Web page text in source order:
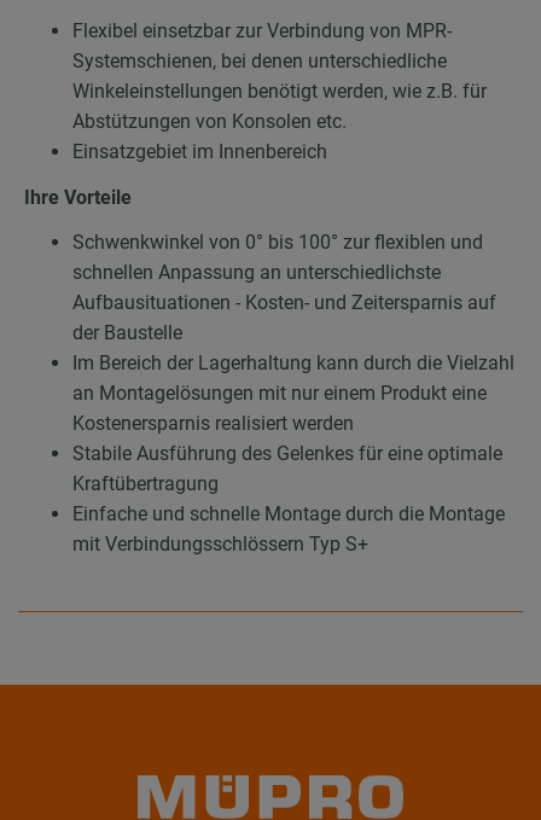
Flexibel einsetzbar zur Verbindung von MPR-
Systemschienen, bei denen unterschiedliche
Winkeleinstellungen benötigt werden, wie z.B. für
Abstützungen von Konsolen etc.
Einsatzgebiet im Innenbereich
Ihre Vorteile
Schwenkwinkel von 0° bis 100° zur flexiblen und
schnellen Anpassung an unterschiedlichste
Aufbausituationen - Kosten- und Zeitersparnis auf
der Baustelle
Im Bereich der Lagerhaltung kann durch die Vielzahl
an Montagelösungen mit nur einem Produkt eine
Kostenersparnis realisiert werden
Stabile Ausführung des Gelenkes für eine optimale
Kraftübertragung
Einfache und schnelle Montage durch die Montage
mit Verbindungsschlössern Typ S+